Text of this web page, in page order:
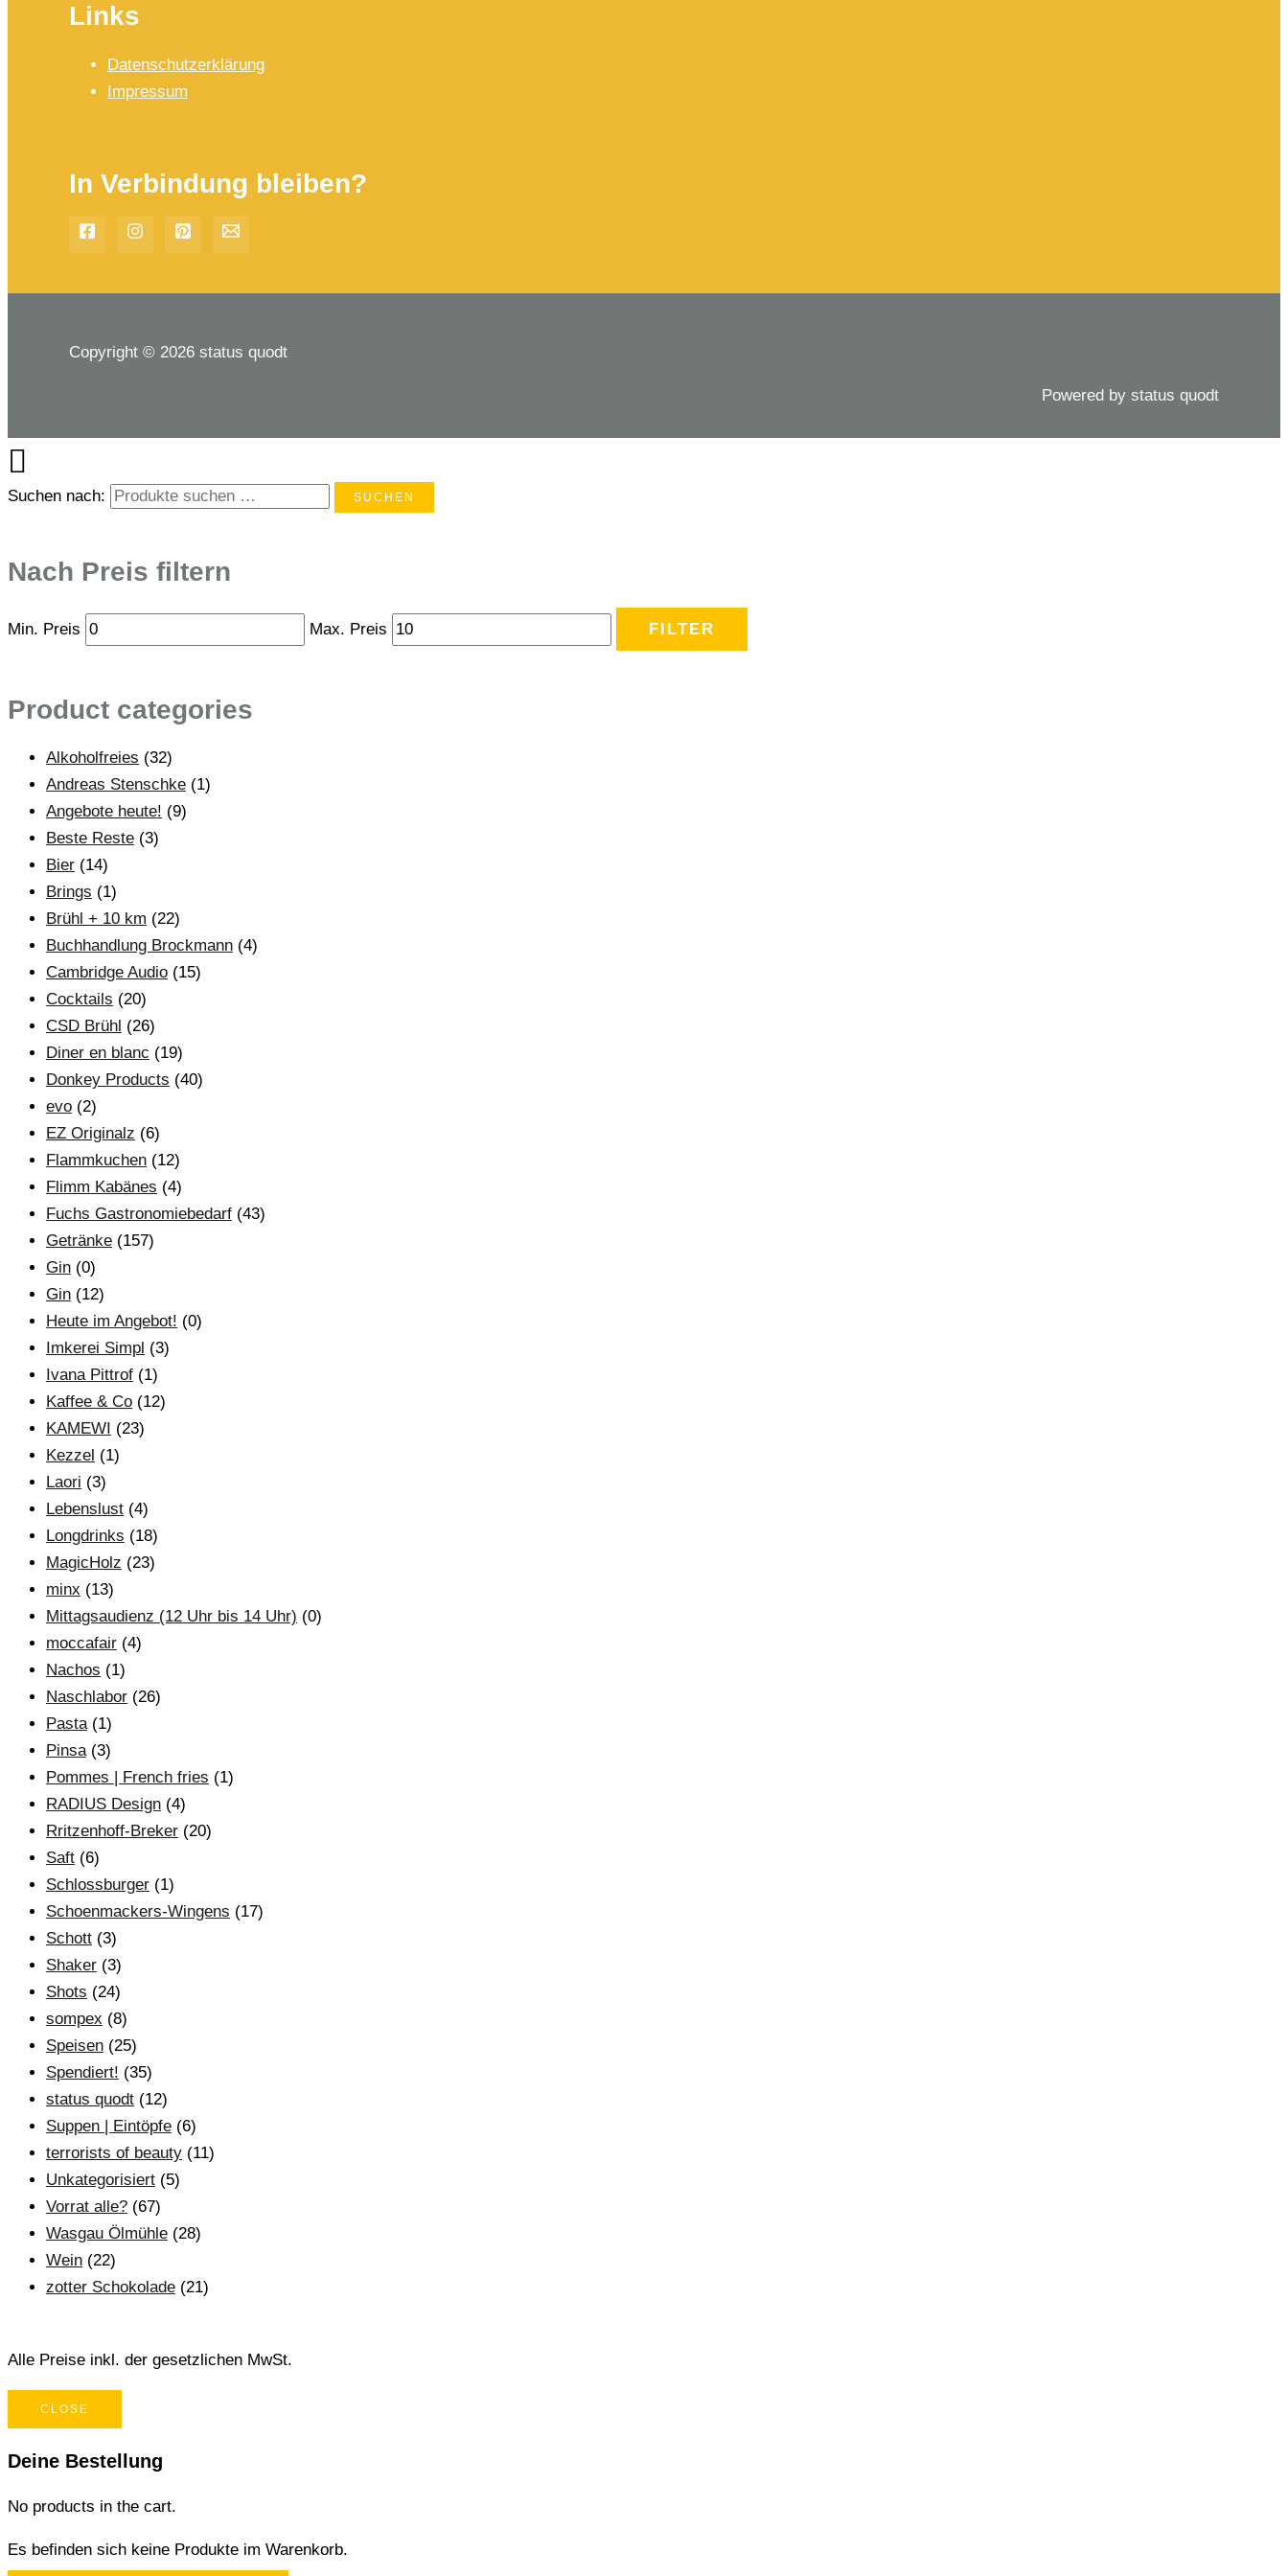
Links
Datenschutzerklärung
Impressum
In Verbindung bleiben?
Copyright © 2026 status quodt
Powered by status quodt
Suchen nach: SUCHEN
Nach Preis filtern
Min. Preis Max. Preis FILTER
Product categories
Alkoholfreies (32)
Andreas Stenschke (1)
Angebote heute! (9)
Beste Reste (3)
Bier (14)
Brings (1)
Brühl + 10 km (22)
Buchhandlung Brockmann (4)
Cambridge Audio (15)
Cocktails (20)
CSD Brühl (26)
Diner en blanc (19)
Donkey Products (40)
evo (2)
EZ Originalz (6)
Flammkuchen (12)
Flimm Kabänes (4)
Fuchs Gastronomiebedarf (43)
Getränke (157)
Gin (0)
Gin (12)
Heute im Angebot! (0)
Imkerei Simpl (3)
Ivana Pittrof (1)
Kaffee & Co (12)
KAMEWI (23)
Kezzel (1)
Laori (3)
Lebenslust (4)
Longdrinks (18)
MagicHolz (23)
minx (13)
Mittagsaudienz (12 Uhr bis 14 Uhr) (0)
moccafair (4)
Nachos (1)
Naschlabor (26)
Pasta (1)
Pinsa (3)
Pommes | French fries (1)
RADIUS Design (4)
Rritzenhoff-Breker (20)
Saft (6)
Schlossburger (1)
Schoenmackers-Wingens (17)
Schott (3)
Shaker (3)
Shots (24)
sompex (8)
Speisen (25)
Spendiert! (35)
status quodt (12)
Suppen | Eintöpfe (6)
terrorists of beauty (11)
Unkategorisiert (5)
Vorrat alle? (67)
Wasgau Ölmühle (28)
Wein (22)
zotter Schokolade (21)
Alle Preise inkl. der gesetzlichen MwSt.
CLOSE
Deine Bestellung
No products in the cart.
Es befinden sich keine Produkte im Warenkorb.